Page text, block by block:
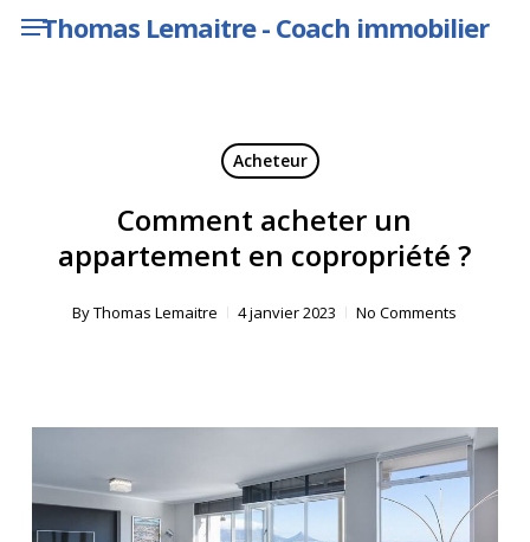
Skip Thomas Lemaitre - Coach immobilier
Menu
Acheteur
Comment acheter un
appartement en copropriété ?
ByThomas Lemaitre 4 janvier 2023 No Comments